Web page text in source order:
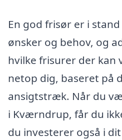
En god frisør er i
ønsker og behov, og
hvilke frisurer der kan
netop dig, baseret på
ansigtstræk. Når du
i Kværndrup, får du
du investerer også i